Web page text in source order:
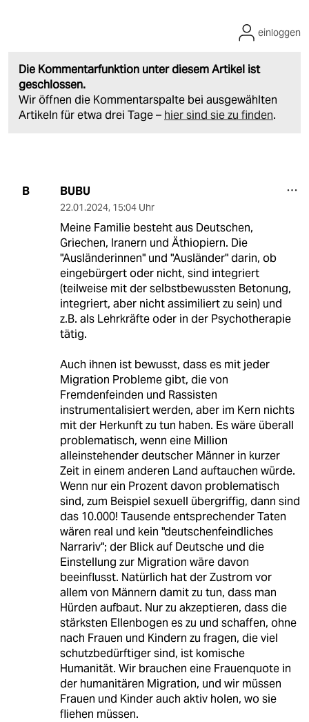
Die Kommentarfunktion unter diesem Artikel ist
geschlossen.
Wir öffnen die Kommentarspalte bei ausgewählten
Artikeln für etwa drei Tage – hier sind sie zu finden.
einloggen
B BUBU
22.01.2024, 15:04 Uhr
Meine Familie besteht aus Deutschen,
Griechen, Iranern und Äthiopiern. Die
"Ausländerinnen" und "Ausländer" darin, ob
eingebürgert oder nicht, sind integriert
(teilweise mit der selbstbewussten Betonung,
integriert, aber nicht assimiliert zu sein) und
z.B. als Lehrkräfte oder in der Psychotherapie
tätig.
Auch ihnen ist bewusst, dass es mit jeder
Migration Probleme gibt, die von
Fremdenfeinden und Rassisten
instrumentalisiert werden, aber im Kern nichts
mit der Herkunft zu tun haben. Es wäre überall
problematisch, wenn eine Million
alleinstehender deutscher Männer in kurzer
Zeit in einem anderen Land auftauchen würde.
Wenn nur ein Prozent davon problematisch
sind, zum Beispiel sexuell übergriffig, dann sind
das 10.000! Tausende entsprechender Taten
wären real und kein "deutschenfeindliches
Narrariv"; der Blick auf Deutsche und die
Einstellung zur Migration wäre davon
beeinflusst. Natürlich hat der Zustrom vor
allem von Männern damit zu tun, dass man
Hürden aufbaut. Nur zu akzeptieren, dass die
stärksten Ellenbogen es zu und schaffen, ohne
nach Frauen und Kindern zu fragen, die viel
schutzbedürftiger sind, ist komische
Humanität. Wir brauchen eine Frauenquote in
der humanitären Migration, und wir müssen
Frauen und Kinder auch aktiv holen, wo sie
fliehen müssen.